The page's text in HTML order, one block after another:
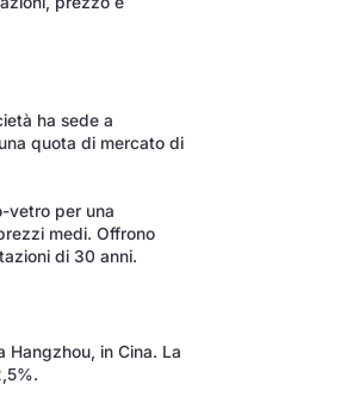
ha sede a
quota di mercato di
vetro per una
medi. Offrono
di 30 anni.
in Cina. La